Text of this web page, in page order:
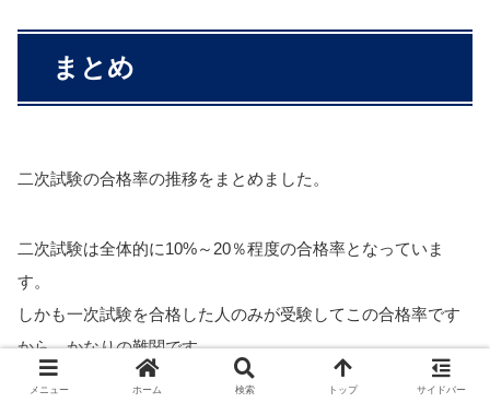
まとめ
二次試験の合格率の推移をまとめました。
二次試験は全体的に10%～20％程度の合格率となっていま
す。
しかも一次試験を合格した人のみが受験してこの合格率です
から、かなりの難関です。
メニュー ホーム 検索 トップ サイドバー